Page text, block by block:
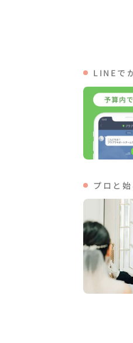
🌎️当日につ
皆さんか
新郎様から
を噛み締
日本とア
葉などを投
新婦様が幼
ユニティキ
感動的なシ
挙式だけ
れました
・披露宴
ウェルカム
メインテ
フォトラ
LINEで
プロと